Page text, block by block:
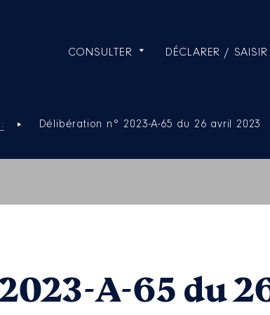
CONSULTER DÉCLARER / SAISIR
Délibération n° 2023-A-65 du 26 avril 2023
A-65 du